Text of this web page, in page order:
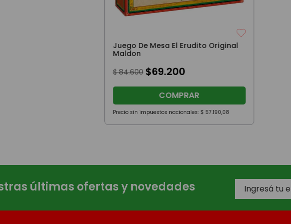
Juego De Mesa El Erudito Original
Maldon
$ 84.600 $69.200
COMPRAR
Precio sin impuestos nacionales: $ 57.190,08
últimas ofertas y novedades